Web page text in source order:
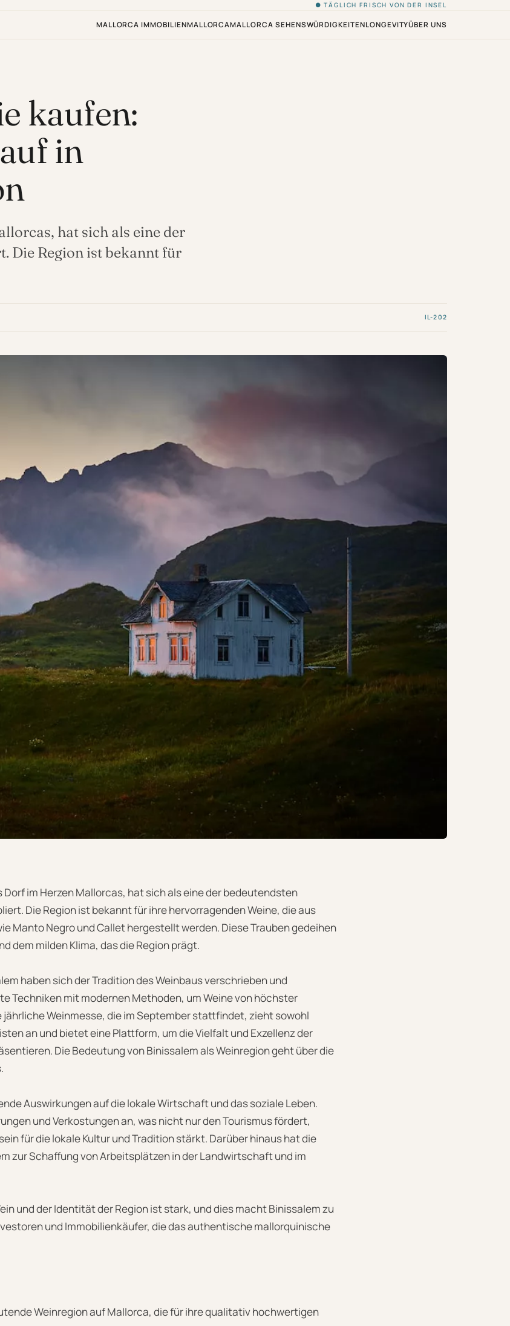
● TÄGLICH FRISCH VON DER INSEL
MALLORCA IMMOBILIENMALLORCAMALLORCA SEHENSWÜRDIGKEITENLONGEVITYÜBER UNS
kaufen:
in
hat sich als eine der
Die Region ist bekannt für
IL-202
im Herzen Mallorcas, hat sich als eine der bedeutendsten
Die Region ist bekannt für ihre hervorragenden Weine, die aus
Manto Negro und Callet hergestellt werden. Diese Trauben gedeihen
dem milden Klima, das die Region prägt.
haben sich der Tradition des Weinbaus verschrieben und
Techniken mit modernen Methoden, um Weine von höchster
jährliche Weinmesse, die im September stattfindet, zieht sowohl
an und bietet eine Plattform, um die Vielfalt und Exzellenz der
Die Bedeutung von Binissalem als Weinregion geht über die
Auswirkungen auf die lokale Wirtschaft und das soziale Leben.
und Verkostungen an, was nicht nur den Tourismus fördert,
für die lokale Kultur und Tradition stärkt. Darüber hinaus hat die
zur Schaffung von Arbeitsplätzen in der Landwirtschaft und im
und der Identität der Region ist stark, und dies macht Binissalem zu
und Immobilienkäufer, die das authentische mallorquinische
Weinregion auf Mallorca, die für ihre qualitativ hochwertigen